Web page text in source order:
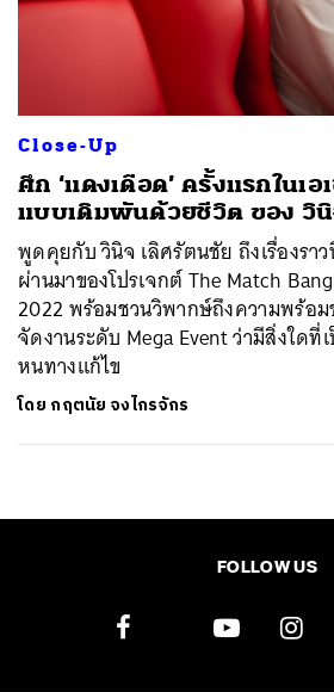
Close-Up
ศึก ‘แดงเดือด’ ครั้งแรกในเ
แบบเดิมพันด้วยชีวิต ของ วิ
พูดคุยกับ วินิจ เลิศรัตนชัย ถึงเรื่องรา
ผ่านมาของโปรเจกต์ The Match
2022 พร้อมชวนวิพากษ์ถึงความพร้อม
จัดงานระดับ Mega Event ว่ามีสิ่งใด
หนทางแก้ไข
โดย กฤตนัย จงไกรจักร
FOLLOW US
ค้นหา